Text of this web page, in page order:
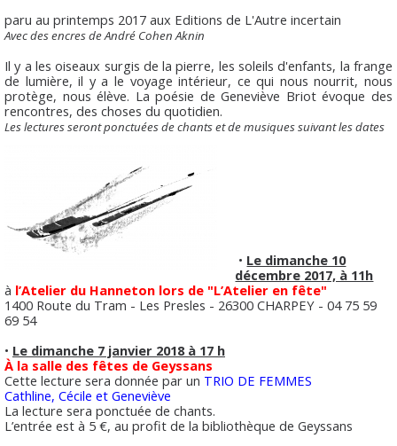
paru au printemps 2017 aux Editions de L'Autre incertain
Avec des encres de André Cohen Aknin
Il y a les oiseaux surgis de la pierre, les soleils d'enfants, la frange
de lumière, il y a le voyage intérieur, ce qui nous nourrit, nous
protège, nous élève. La poésie de Geneviève Briot évoque des
rencontres, des choses du quotidien.
Les lectures seront ponctuées de chants et de musiques suivant les dates
• Le dimanche 10
décembre 2017, à 11h
à l’Atelier du Hanneton lors de "L’Atelier en fête"
1400 Route du Tram - Les Presles - 26300 CHARPEY - 04 75 59
69 54
• Le dimanche 7 janvier 2018 à 17 h
À la salle des fêtes de Geyssans
Cette lecture sera donnée par un TRIO DE FEMMES
Cathline, Cécile et Geneviève
La lecture sera ponctuée de chants.
L’entrée est à 5 €, au profit de la bibliothèque de Geyssans